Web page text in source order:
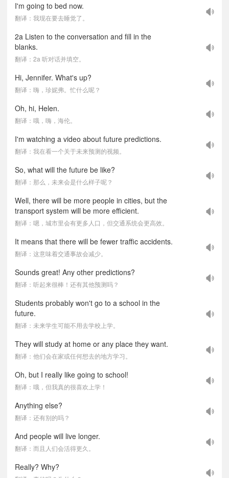
I'm going to bed now.
翻译：我现在要去睡觉了。
2a Listen to the conversation and fill in the
blanks.
翻译：2a 听对话并填空。
Hi, Jennifer. What's up?
翻译：嗨，珍妮弗。忙什么呢？
Oh, hi, Helen.
翻译：哦，嗨，海伦。
I'm watching a video about future predictions.
翻译：我在看一个关于未来预测的视频。
So, what will the future be like?
翻译：那么，未来会是什么样子呢？
Well, there will be more people in cities, but the
transport system will be more efficient.
翻译：嗯，城市里会有更多人口，但交通系统会更高效。
It means that there will be fewer traffic accidents.
翻译：这意味着交通事故会减少。
Sounds great! Any other predictions?
翻译：听起来很棒！还有其他预测吗？
Students probably won't go to a school in the
future.
翻译：未来学生可能不用去学校上学。
They will study at home or any place they want.
翻译：他们会在家或任何想去的地方学习。
Oh, but I really like going to school!
翻译：哦，但我真的很喜欢上学！
Anything else?
翻译：还有别的吗？
And people will live longer.
翻译：而且人们会活得更久。
Really? Why?